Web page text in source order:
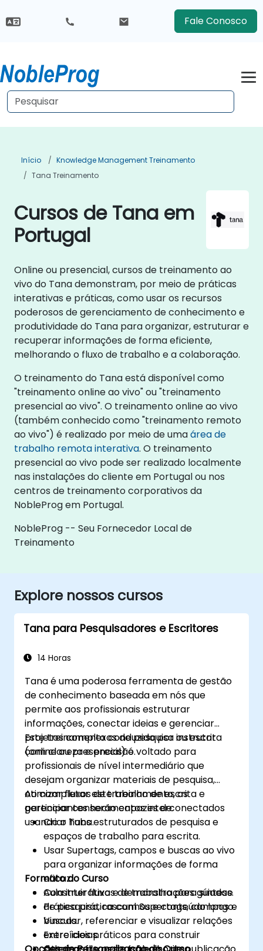
Fale Conosco
Início
Knowledge Management Treinamento
Tana Treinamento
Cursos de Tana em
Portugal
Online ou presencial, cursos de treinamento ao
vivo do Tana demonstram, por meio de práticas
interativas e práticas, como usar os recursos
poderosos de gerenciamento de conhecimento e
produtividade do Tana para organizar, estruturar e
recuperar informações de forma eficiente,
melhorando o fluxo de trabalho e a colaboração.
O treinamento do Tana está disponível como
"treinamento online ao vivo" ou "treinamento
presencial ao vivo". O treinamento online ao vivo
(também conhecido como "treinamento remoto
ao vivo") é realizado por meio de umaárea de
trabalho remota interativa. O treinamento
presencial ao vivo pode ser realizado localmente
nas instalações do cliente em Portugal ou nos
centros de treinamento corporativos da
NobleProg em Portugal.
NobleProg -- Seu Fornecedor Local de
Treinamento
Explore nossos cursos
Tana para Pesquisadores e Escritores
14 Horas
Tana é uma poderosa ferramenta de gestão
de conhecimento baseada em nós que
permite aos profissionais estruturar
informações, conectar ideias e gerenciar
projetos complexos de pesquisa ou escrita
com clareza e precisão.
Este treinamento conduzido por instrutor
(online ou presencial) é voltado para
profissionais de nível intermediário que
desejam organizar materiais de pesquisa,
otimizar fluxos de trabalho de escrita e
gerenciar conhecimentos interconectados
usando o Tana.
Ao completar este treinamento, os
participantes serão capazes de:
Criar hubs estruturados de pesquisa e
espaços de trabalho para escrita.
Usar Supertags, campos e buscas ao vivo
para organizar informações de forma
eficaz.
Construir fluxos de trabalho para síntese
de pesquisa, rascunhos e conteúdo longo.
Vincular, referenciar e visualizar relações
entre ideias.
Formato do Curso
Aula interativa e demonstrações guiadas.
Prática prática com Supertags, campos e
buscas.
Exercícios práticos para construir